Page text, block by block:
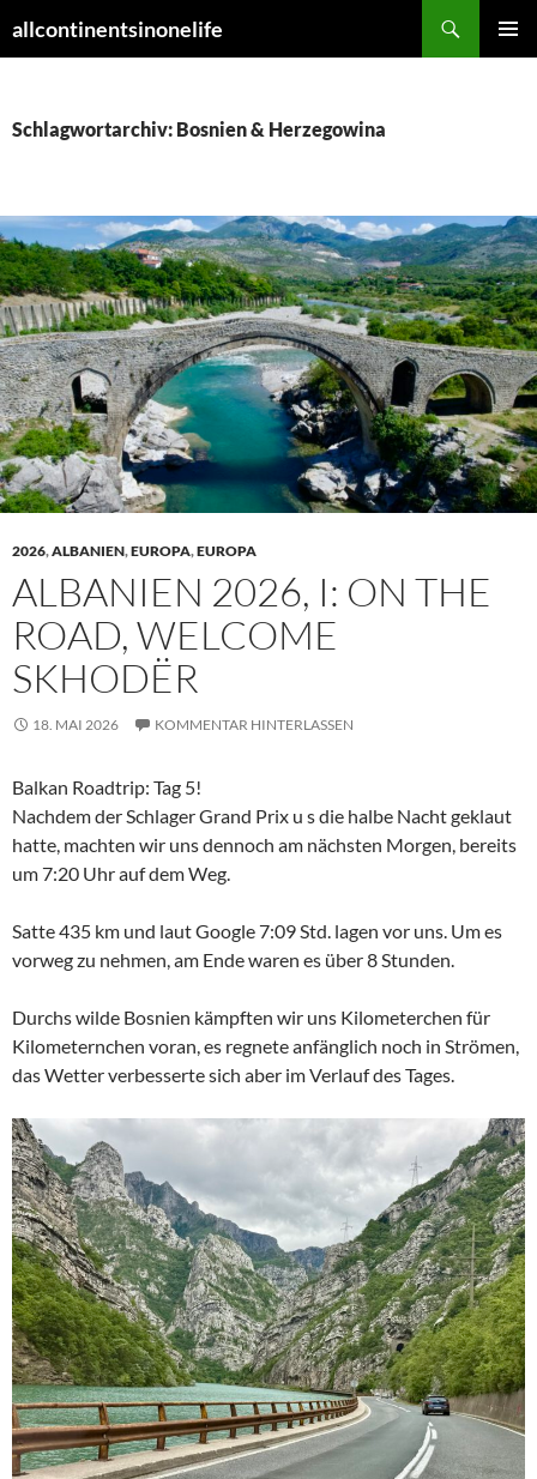
Inhalt
allcontinentsinonelife
Schlagwortarchiv: Bosnien & Herzegowina
2026,ALBANIEN,EUROPA,EUROPA
ALBANIEN 2026, I: ON THE
ROAD, WELCOME
SKHODËR
18. MAI 2026 KOMMENTAR HINTERLASSEN
Balkan Roadtrip: Tag 5!
Nachdem der Schlager Grand Prix u s die halbe Nacht geklaut
hatte, machten wir uns dennoch am nächsten Morgen, bereits
um 7:20 Uhr auf dem Weg.
Satte 435 km und laut Google 7:09 Std. lagen vor uns. Um es
vorweg zu nehmen, am Ende waren es über 8 Stunden.
Durchs wilde Bosnien kämpften wir uns Kilometerchen für
Kilometernchen voran, es regnete anfänglich noch in Strömen,
das Wetter verbesserte sich aber im Verlauf des Tages.